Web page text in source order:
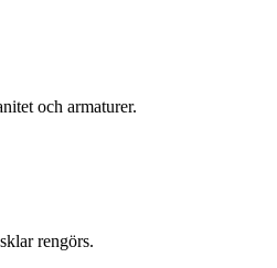
och armaturer.
rengörs.